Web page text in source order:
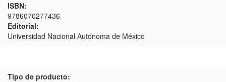
ISBN:
9786070277436
Editorial:
Universidad Nacional Autónoma de México
Tipo de producto: